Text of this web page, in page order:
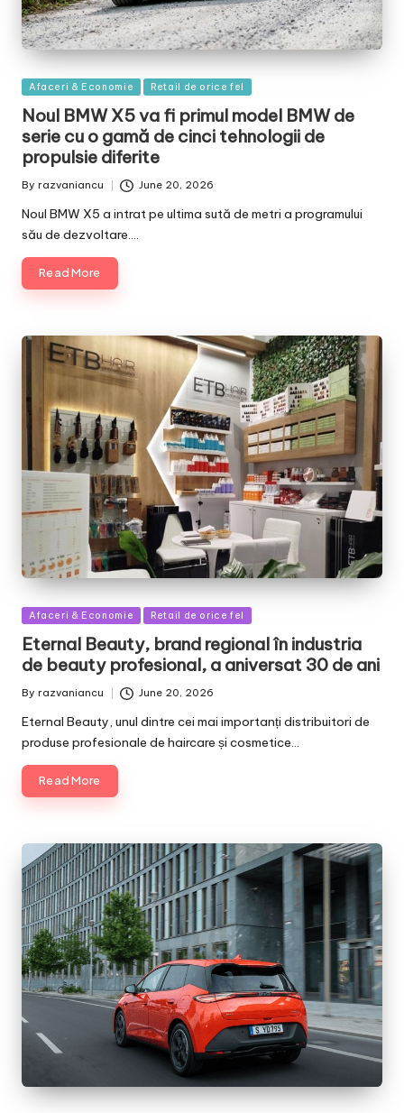
Posted
Afaceri & Economie Retail de orice fel
Noul BMW X5 va fi primul model BMW de
serie cu o gamă de cinci tehnologii de
propulsie diferite
Posted
By razvaniancu June 20, 2026
Noul BMW X5 a intrat pe ultima sută de metri a programului
său de dezvoltare.…
Read More
Posted
Afaceri & Economie Retail de orice fel
Eternal Beauty, brand regional în industria
de beauty profesional, a aniversat 30 de ani
Posted
By razvaniancu June 20, 2026
Eternal Beauty, unul dintre cei mai importanți distribuitori de
produse profesionale de haircare și cosmetice…
Read More